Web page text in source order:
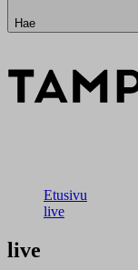
Hae
Etusivu
live
live